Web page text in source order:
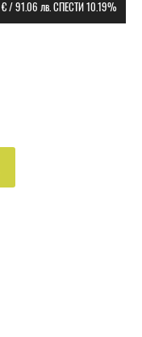
€/91.06 лв.СПЕСТИ 10.19%